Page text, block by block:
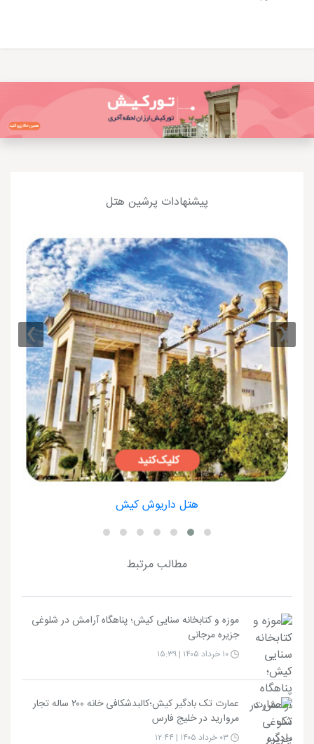
پیشنهادات پرشین هتل
هتل داریوش کیش
‹
›
مطالب مرتبط
موزه و کتابخانه سنایی کیش؛ پناهگاه آرامش در شلوغی
جزیره مرجانی
عمارت تک بادگیر کیش؛کالبدشکافی خانه ۲۰۰ ساله تجار
مروارید در خلیج فارس